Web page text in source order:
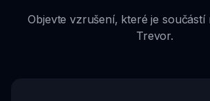
Objevte vzrušení, které je součástí
Trevor.